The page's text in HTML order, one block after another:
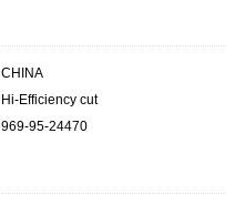
CHINA
Hi-Efficiency cut
969-95-24470